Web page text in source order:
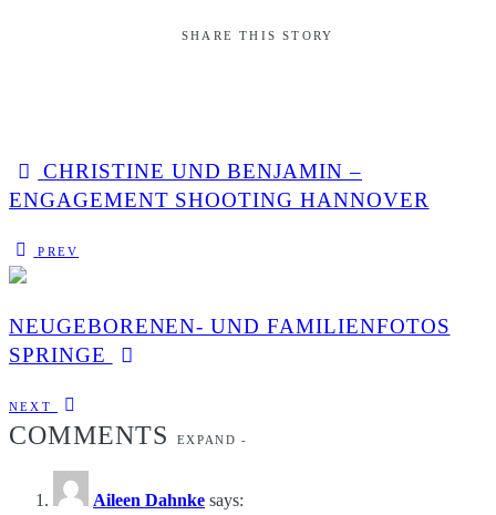
SHARE THIS STORY
CHRISTINE UND BENJAMIN –
ENGAGEMENT SHOOTING HANNOVER
PREV
NEUGEBORENEN- UND FAMILIENFOTOS
SPRINGE
NEXT
COMMENTS EXPAND -
Aileen Dahnke says: